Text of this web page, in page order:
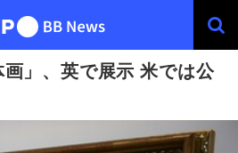
画」、英で展示 米では公